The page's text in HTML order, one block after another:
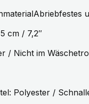
cm / 7,2″
/ Nicht im
Polyester /